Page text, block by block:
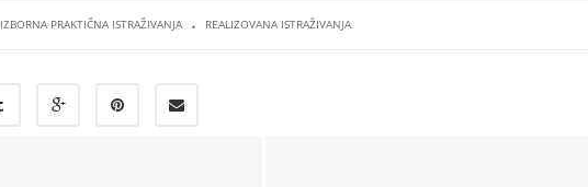
IZBORNA PRAKTIČNA ISTRAŽIVANJA . REALIZOVANA ISTRAŽIVANJA